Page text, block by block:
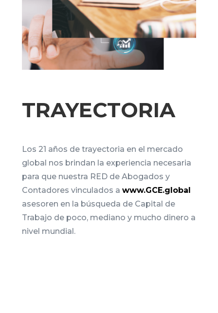
TRAYECTORIA
Los 21 años de trayectoria en el mercado
global nos brindan la experiencia necesaria
para que nuestra RED de Abogados y
Contadores vinculados a www.GCE.global
asesoren en la búsqueda de Capital de
Trabajo de poco, mediano y mucho dinero a
nivel mundial.